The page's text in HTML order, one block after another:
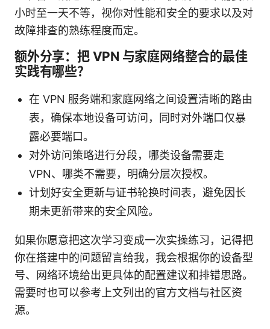
小时至一天不等，视你对性能和安全的要求以及对
故障排查的熟练程度而定。
额外分享：把 VPN 与家庭网络整合的最佳
实践有哪些？
在 VPN 服务端和家庭网络之间设置清晰的路由
表，确保本地设备可访问，同时对外端口仅暴
露必要端口。
对外访问策略进行分段，哪类设备需要走
VPN、哪类不需要，明确分层次授权。
计划好安全更新与证书轮换时间表，避免因长
期未更新带来的安全风险。
如果你愿意把这次学习变成一次实操练习，记得把
你在搭建中的问题留言给我，我会根据你的设备型
号、网络环境给出更具体的配置建议和排错思路。
需要时也可以参考上文列出的官方文档与社区资
源。